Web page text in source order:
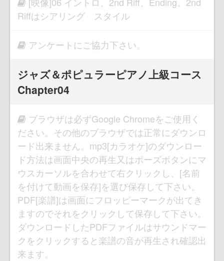
Riffはシアリング スタイル
アンケートにご協力下さい。
ジャズ＆ポピュラーピアノ上級コース
Chapter04
ブラウザは必ずGoogle Chromeをご使用く
ださい。その他のブラウザでは正常にダウンロ
ード出来ません。mp3[カラオケ]のダウンロー
ド方法は画面中央の再生又はポーズボタンにマ
ウスカーソルを合わせて右クリックし、[名前
を付けて動画を保存]を選び保存して下さい。
PDF[楽譜]は画面にフロッピーマークが出てき
ますのでそれをクリックして保存して下さい。
ダウンロードしたPDFファイルはサウンドマー
クをクリックすると楽譜の音が再生され確認出
来ます。